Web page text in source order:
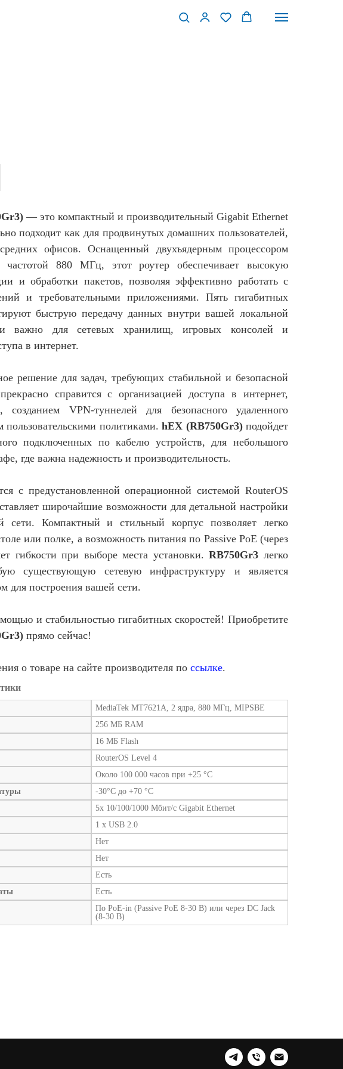
— это компактный и производительный Gigabit Ethernet
подходит как для продвинутых домашних пользователей,
офисов. Оснащенный двухъядерным процессором
частотой 880 МГц, этот роутер обеспечивает высокую
и обработки пакетов, позволяя эффективно работать с
и требовательными приложениями. Пять гигабитных
быструю передачу данных внутри вашей локальной
важно для сетевых хранилищ, игровых консолей и
в интернет.
решение для задач, требующих стабильной и безопасной
справится с организацией доступа в интернет,
созданием VPN-туннелей для безопасного удаленного
пользовательскими политиками.hEX (RB750Gr3)подойдет
подключенных по кабелю устройств, для небольшого
где важна надежность и производительность.
с предустановленной операционной системой RouterOS
широчайшие возможности для детальной настройки
сети. Компактный и стильный корпус позволяет легко
или полке, а возможность питания по Passive PoE (через
гибкости при выборе места установки.RB750Gr3 легко
существующую сетевую инфраструктуру и является
для построения вашей сети.
и стабильностью гигабитных скоростей! Приобретите
прямо сейчас!
о товаре на сайте производителя по ссылке.
MediaTek MT7621A, 2 ядра, 880 МГц, MIPSBE
256 МБ RAM
16 МБ Flash
RouterOS Level 4
Около 100 000 часов при +25 °C
-30°C до +70 °C
5х 10/100/1000 Мбит/с Gigabit Ethernet
1 x USB 2.0
Нет
Нет
Есть
Есть
По PoE-in (Passive PoE 8-30 В) или через DC Jack
(8-30 В)